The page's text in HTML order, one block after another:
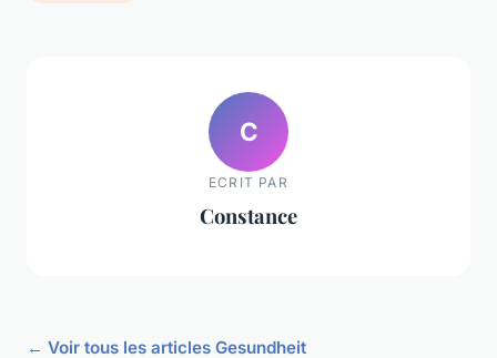
C
ECRIT PAR
Constance
← Voir tous les articles Gesundheit